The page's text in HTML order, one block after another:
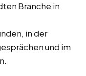
Branche in
in der
und im